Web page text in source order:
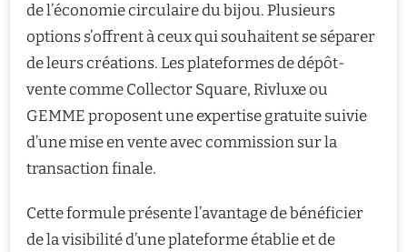
de l’économie circulaire du bijou. Plusieurs
options s’offrent à ceux qui souhaitent se séparer
de leurs créations. Les plateformes de dépôt-
vente comme Collector Square, Rivluxe ou
GEMME proposent une expertise gratuite suivie
d’une mise en vente avec commission sur la
transaction finale.
Cette formule présente l’avantage de bénéficier
de la visibilité d’une plateforme établie et de